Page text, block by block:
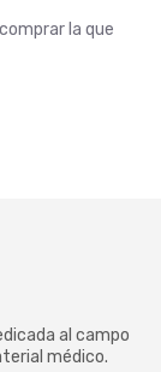
la que
al campo
médico.